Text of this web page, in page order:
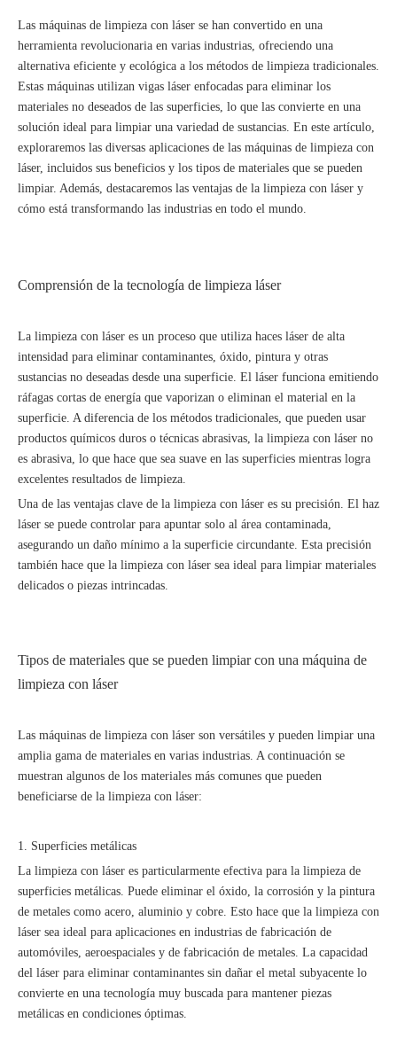
Las máquinas de limpieza con láser se han convertido en una
herramienta revolucionaria en varias industrias, ofreciendo una
alternativa eficiente y ecológica a los métodos de limpieza tradicionales.
Estas máquinas utilizan vigas láser enfocadas para eliminar los
materiales no deseados de las superficies, lo que las convierte en una
solución ideal para limpiar una variedad de sustancias. En este artículo,
exploraremos las diversas aplicaciones de las máquinas de limpieza con
láser, incluidos sus beneficios y los tipos de materiales que se pueden
limpiar. Además, destacaremos las ventajas de la limpieza con láser y
cómo está transformando las industrias en todo el mundo.
Comprensión de la tecnología de limpieza láser
La limpieza con láser es un proceso que utiliza haces láser de alta
intensidad para eliminar contaminantes, óxido, pintura y otras
sustancias no deseadas desde una superficie. El láser funciona emitiendo
ráfagas cortas de energía que vaporizan o eliminan el material en la
superficie. A diferencia de los métodos tradicionales, que pueden usar
productos químicos duros o técnicas abrasivas, la limpieza con láser no
es abrasiva, lo que hace que sea suave en las superficies mientras logra
excelentes resultados de limpieza.
Una de las ventajas clave de la limpieza con láser es su precisión. El haz
láser se puede controlar para apuntar solo al área contaminada,
asegurando un daño mínimo a la superficie circundante. Esta precisión
también hace que la limpieza con láser sea ideal para limpiar materiales
delicados o piezas intrincadas.
Tipos de materiales que se pueden limpiar con una máquina de
limpieza con láser
Las máquinas de limpieza con láser son versátiles y pueden limpiar una
amplia gama de materiales en varias industrias. A continuación se
muestran algunos de los materiales más comunes que pueden
beneficiarse de la limpieza con láser:
1. Superficies metálicas
La limpieza con láser es particularmente efectiva para la limpieza de
superficies metálicas. Puede eliminar el óxido, la corrosión y la pintura
de metales como acero, aluminio y cobre. Esto hace que la limpieza con
láser sea ideal para aplicaciones en industrias de fabricación de
automóviles, aeroespaciales y de fabricación de metales. La capacidad
del láser para eliminar contaminantes sin dañar el metal subyacente lo
convierte en una tecnología muy buscada para mantener piezas
metálicas en condiciones óptimas.